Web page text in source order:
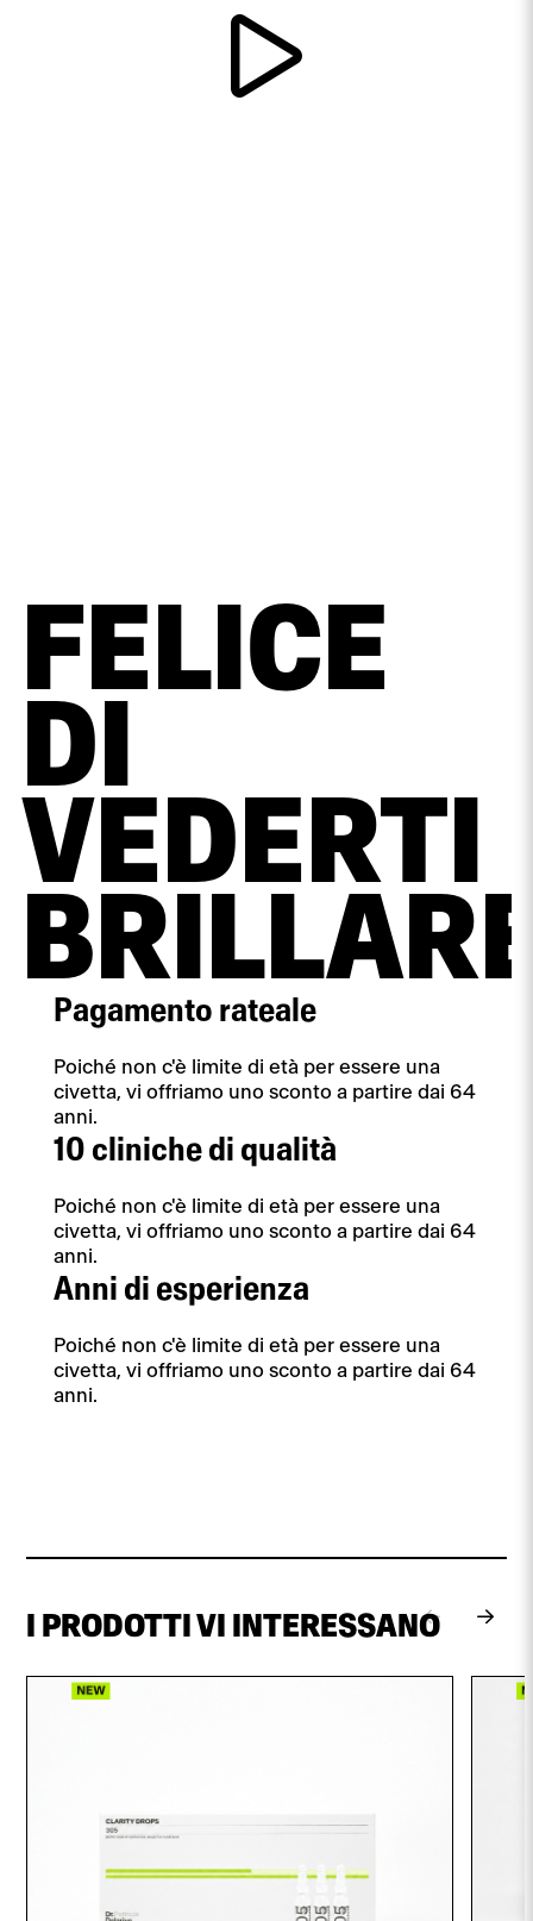
FELICE
DI
VEDERTI
Pagamento rateale
Poiché non c'è limite di età per essere una
civetta, vi offriamo uno sconto a partire dai 64
anni.
10 cliniche di qualità
Poiché non c'è limite di età per essere una
civetta, vi offriamo uno sconto a partire dai 64
anni.
Anni di esperienza
Poiché non c'è limite di età per essere una
civetta, vi offriamo uno sconto a partire dai 64
anni.
I PRODOTTI VI INTERESSANO